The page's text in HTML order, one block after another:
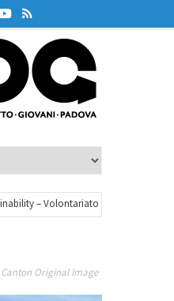
– Volontariato europeo a Padova
– Borse di studio 2026/27
Original Image